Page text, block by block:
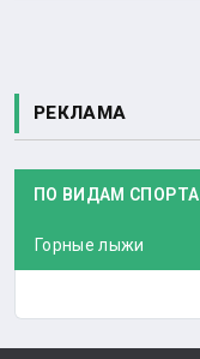
РЕКЛАМА
ПО ВИДАМ СПОРТА
Горные лыжи